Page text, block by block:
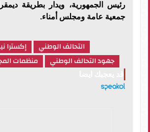
رئيس الجمهورية، ويدار بطريقة
جمعية عامة ومجلس أمناء.
التحالف الوطني
إكسترا
جهود التحالف الوطني
منظمات